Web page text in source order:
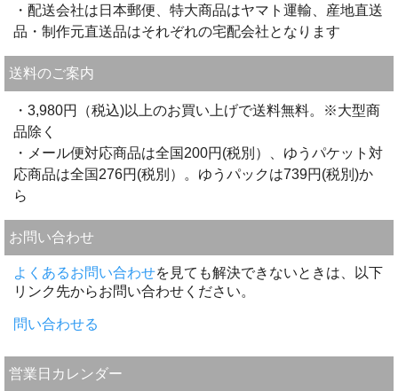
・配送会社は日本郵便、特大商品はヤマト運輸、産地直送
品・制作元直送品はそれぞれの宅配会社となります
送料のご案内
・3,980円（税込)以上のお買い上げで送料無料。※大型商
品除く
・メール便対応商品は全国200円(税別）、ゆうパケット対
応商品は全国276円(税別）。ゆうパックは739円(税別)か
ら
お問い合わせ
よくあるお問い合わせを見ても解決できないときは、以下
リンク先からお問い合わせください。
問い合わせる
営業日カレンダー